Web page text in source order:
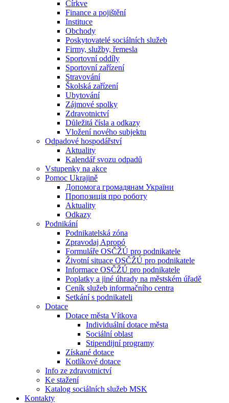
Církve
Finance a pojištění
Instituce
Obchody
Poskytovatelé sociálních služeb
Firmy, služby, řemesla
Sportovní oddíly
Sportovní zařízení
Stravování
Školská zařízení
Ubytování
Zájmové spolky
Zdravotnictví
Důležitá čísla a odkazy
Vložení nového subjektu
Odpadové hospodářství
Aktuality
Kalendář svozu odpadů
Vstupenky na akce
Pomoc Ukrajině
Допомога громадянам України
Пропозиція про роботу
Aktuality
Odkazy
Podnikání
Podnikatelská zóna
Zpravodaj Apropó
Formuláře OSČŽÚ pro podnikatele
Životní situace OSČŽÚ pro podnikatele
Informace OSČŽÚ pro podnikatele
Poplatky a jiné úhrady na městském úřadě
Ceník služeb informačního centra
Setkání s podnikateli
Dotace
Dotace města Vítkova
Individuální dotace města
Sociální oblast
Stipendijní programy
Získané dotace
Kotlíkové dotace
Info ze zdravotnictví
Ke stažení
Katalog sociálních služeb MSK
Kontakty